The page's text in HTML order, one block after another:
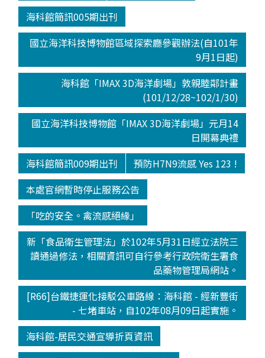
海科館簡訊005期出刊
國立海洋科技博物館區域探索廳參觀辦法(自101年
9月1日起)
海科館「IMAX 3D海洋劇場」敦親睦鄰計畫
(101/12/28~102/1/30)
國立海洋科技博物館「IMAX 3D海洋劇場」元月14
日開幕典禮
海科館簡訊009期出刊
預防H7N9流感 Yes 123 !
本處官網暫時停止服務公告
「吃的安全。禽流感絕緣」
新「食品衛生管理法」於102年5月31日經立法院三
讀通過修法，相關資訊可自行參考行政院衛生署食
品藥物管理局網站。
[R66]台鐵捷運化接駁公車路線：海科館 - 經新豐街
- 七堵車站，自102年08月09日起實施。
海科館-居民交通宣導折頁資訊